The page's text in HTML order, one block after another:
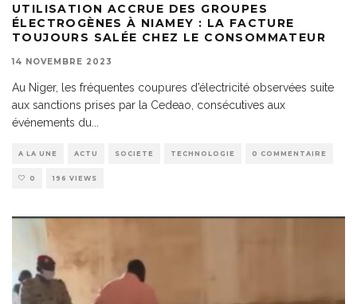
UTILISATION ACCRUE DES GROUPES
ÉLECTROGÈNES À NIAMEY : LA FACTURE
TOUJOURS SALÉE CHEZ LE CONSOMMATEUR
14 NOVEMBRE 2023
Au Niger, les fréquentes coupures d’électricité observées suite
aux sanctions prises par la Cedeao, consécutives aux
événements du
A LA UNE ACTU SOCIETE TECHNOLOGIE 0 COMMENTAIRE
0 196 VIEWS